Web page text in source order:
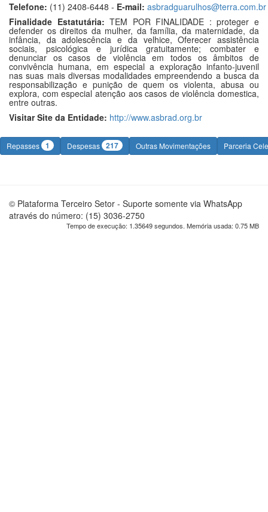
Telefone: (11) 2408-6448 - E-mail: asbradguarulhos@terra.com.br
Finalidade Estatutária: TEM POR FINALIDADE : proteger e
defender os direitos da mulher, da família, da maternidade, da
infância, da adolescência e da velhice, Oferecer assistência
sociais, psicológica e jurídica gratuitamente; combater e
denunciar os casos de violência em todos os âmbitos de
convivência humana, em especial a exploração infanto-juvenil
nas suas mais diversas modalidades empreendendo a busca da
responsabilização e punição de quem os violenta, abusa ou
explora, com especial atenção aos casos de violência domestica,
entre outras.
Visitar Site da Entidade: http://www.asbrad.org.br
Repasses 1 Despesas 217 Outras Movimentações Parceria
© Plataforma Terceiro Setor - Suporte somente via WhatsApp
através do número: (15) 3036-2750
Tempo de execução: 1.35649 segundos. Memória usada: 0.75 MB